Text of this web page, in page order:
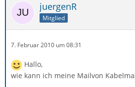
juergenR
Mitglied
7. Februar 2010 um 08:31
Hallo,
wie kann ich meine Mailvon